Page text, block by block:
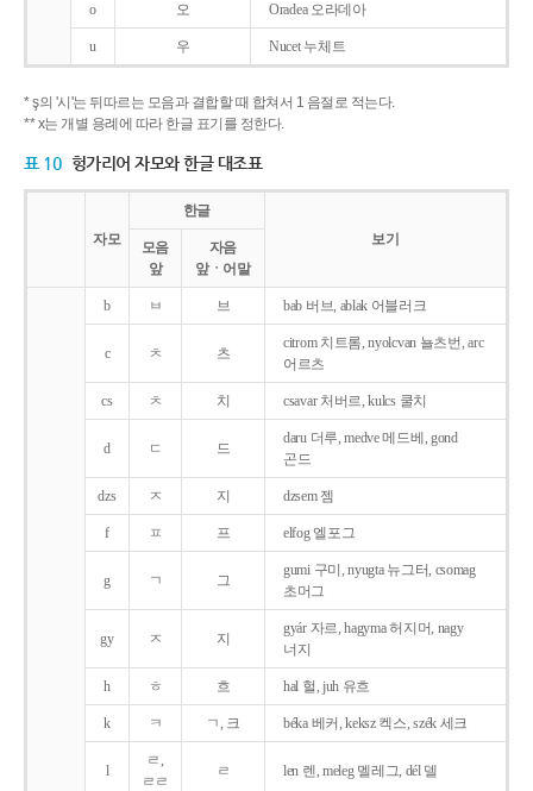
o 오 Oradea 오라데아
u 우 Nucet 누체트
* ş의 '시'는 뒤따르는 모음과 결합할 때 합쳐서 1 음절로 적는다.
** x는 개별 용례에 따라 한글 표기를 정한다.
표 10 헝가리어 자모와 한글 대조표
자모
한글
보기
모음
앞
자음
앞ㆍ어말
b ㅂ 브 bab 버브, ablak 어블러크
c ㅊ 츠
citrom 치트롬, nyolcvan 뇰츠번, arc
어르츠
cs ㅊ 치 csavar 처버르, kulcs 쿨치
d ㄷ 드
daru 더루, medve 메드베, gond
곤드
dzs ㅈ 지 dzsem 젬
f ㅍ 프 elfog 엘포그
g ㄱ 그
gumi 구미, nyugta 뉴그터, csomag
초머그
gy ㅈ 지
gyár 자르, hagyma 허지머, nagy
너지
h ㅎ 흐 hal 헐, juh 유흐
k ㅋ ㄱ, 크 béka 베커, keksz 켁스, szék 세크
l
ㄹ,
ㄹㄹ
ㄹ len 렌, meleg 멜레그, dél 델